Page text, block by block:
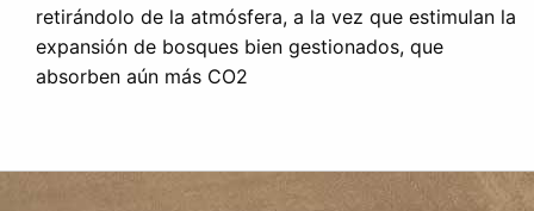
retirándolo de la atmósfera, a la vez que estimulan la
expansión de bosques bien gestionados, que
absorben aún más CO2